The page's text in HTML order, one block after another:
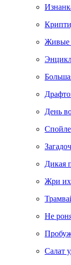
Живые
День
Дикая
Жри их
Не
Салат